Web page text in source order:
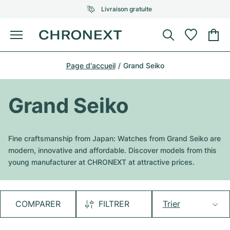
Livraison gratuite
Menu
Acheter une montre
UNE SÉLECTION D'EXCEPTION
Tous les modèles Rolex
Air-King
Omega
Modèles les plus vendus
Patek Philippe
Tous les modèles Patek Philippe
Audemars Piguet
Cartier
Breitling
Montres d'occasion
Bijoux
UNE SÉLECTION D'EXCEPTION
Tiffany
Louis Vuitton
Gebauer & Gebauer
Bvlgari
Nouveautés
Sale
Page d'accueil Grand Seiko
Grand Seiko
Fine craftsmanship from Japan: Watches from Grand Seiko are
modern, innovative and affordable. Discover models from this
young manufacturer at CHRONEXT at attractive prices.
COMPARER FILTRER Trier